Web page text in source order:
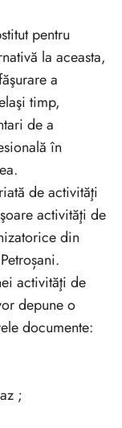
pentru
la aceasta,
a
timp,
de a
în
de activităţi
activităţi de
din
activităţi de
depune o
documente:
;